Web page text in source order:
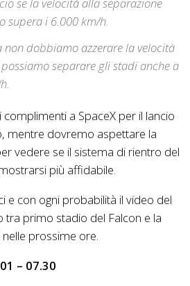
supera i 6.000 km/h.
non dobbiamo azzerare la velocità
separare gli stadi anche a
a SpaceX per il lancio
mentre dovremo aspettare la
vedere se il sistema di rientro del
più affidabile.
e con ogni probabilità il video del
primo stadio del Falcon e la
prossime ore.
– 07.30